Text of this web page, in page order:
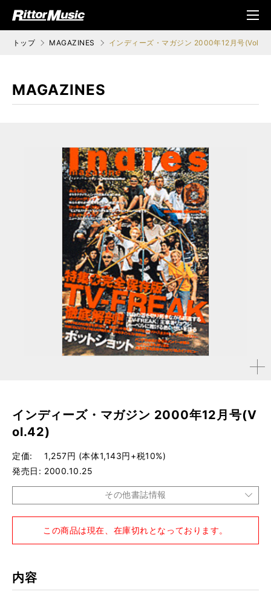
ジック (Rittor Musi
メニ
ュ
トップ MAGAZINES インディーズ・マガジン 2000年12月号
MAGAZINES
拡大す
インディーズ・マガジン 2000年12月号(V
ol.42)
定価
1,257円 (本体1,143円+税10%)
発売日
2000.10.25
その他書誌情報
雑誌
この商品は現在、在庫切れとなっております。
内容